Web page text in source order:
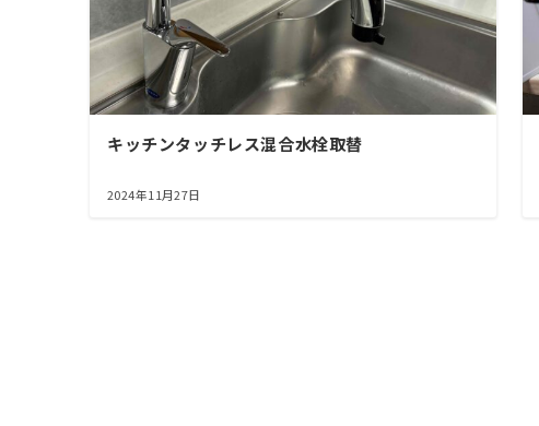
キッチンタッチレス混合水栓取替
2024年11月27日